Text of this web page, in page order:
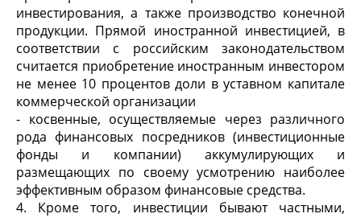
инвестирования, а также производство конечной
продукции. Прямой иностранной инвестицией, в
соответствии с российским законодательством
считается приобретение иностранным инвестором
не менее 10 процентов доли в уставном капитале
коммерческой организации
- косвенные, осуществляемые через различного
рода финансовых посредников (инвестиционные
фонды и компании) аккумулирующих и
размещающих по своему усмотрению наиболее
эффективным образом финансовые средства.
4. Кроме того, инвестиции бывают частными,